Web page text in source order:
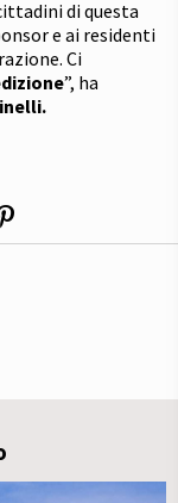
di questa
e ai residenti
Ci
”, ha